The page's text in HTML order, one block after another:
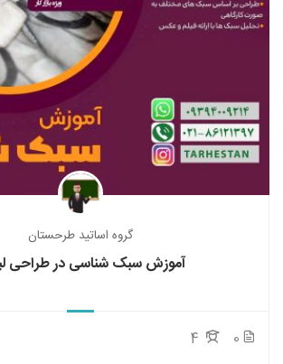
گروه اساتید طرحستان
آموزش سبک شناسی در طراحی
0